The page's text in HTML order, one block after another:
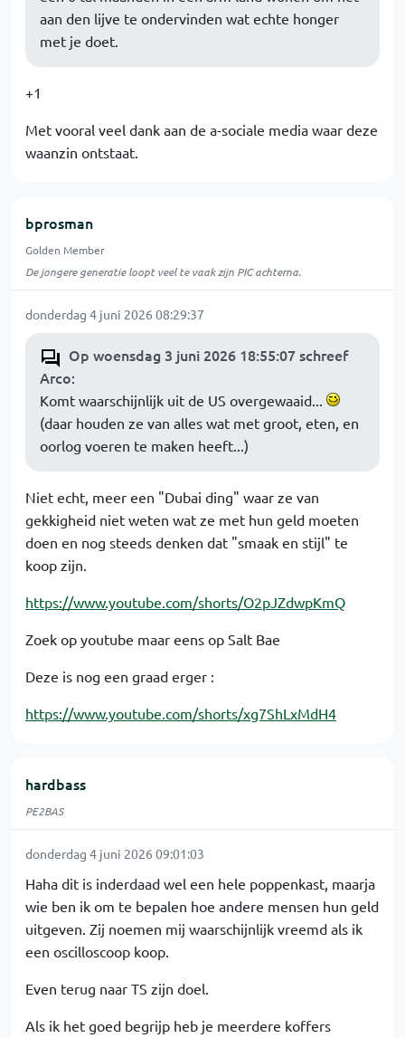
aan den lijve te ondervinden wat echte honger
met je doet.
+1
Met vooral veel dank aan de a-sociale media waar deze
waanzin ontstaat.
bprosman
Golden Member
De jongere generatie loopt veel te vaak zijn PIC achterna.
donderdag 4 juni 2026 08:29:37
Op woensdag 3 juni 2026 18:55:07 schreef
Arco:
Komt waarschijnlijk uit de US overgewaaid...
(daar houden ze van alles wat met groot, eten, en
oorlog voeren te maken heeft...)
Niet echt, meer een "Dubai ding" waar ze van
gekkigheid niet weten wat ze met hun geld moeten
doen en nog steeds denken dat "smaak en stijl" te
koop zijn.
https://www.youtube.com/shorts/O2pJZdwpKmQ
Zoek op youtube maar eens op Salt Bae
Deze is nog een graad erger :
https://www.youtube.com/shorts/xg7ShLxMdH4
hardbass
PE2BAS
donderdag 4 juni 2026 09:01:03
Haha dit is inderdaad wel een hele poppenkast, maarja
wie ben ik om te bepalen hoe andere mensen hun geld
uitgeven. Zij noemen mij waarschijnlijk vreemd als ik
een oscilloscoop koop.
Even terug naar TS zijn doel.
Als ik het goed begrijp heb je meerdere koffers